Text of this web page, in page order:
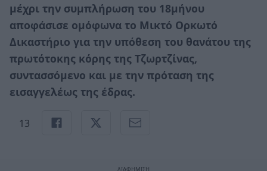
μέχρι την συμπλήρωση του 18μήνου
αποφάσισε ομόφωνα το Μικτό Ορκωτό
Δικαστήριο για την υπόθεση του θανάτου της
πρωτότοκης κόρης της Τζωρτζίνας,
συντασσόμενο και με την πρόταση της
εισαγγελέως της έδρας.
13